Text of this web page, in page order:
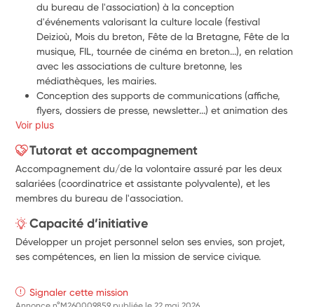
du bureau de l'association) à la conception
d'événements valorisant la culture locale (festival
Deizioù, Mois du breton, Fête de la Bretagne, Fête de la
musique, FIL, tournée de cinéma en breton...), en relation
avec les associations de culture bretonne, les
médiathèques, les mairies.
Conception des supports de communications (affiche,
flyers, dossiers de presse, newsletter...) et animation des
réseaux sociaux
les acteurs culturels du territoire, contribution aux
événements organisés par Emglev (spectacles,
expositions, concerts...)
Conception et conduite d'ateliers valorisant la culture et
l'association.
Relations avec les équipes éducatives et les associations
de culture bretonne.
Voir plus
Tutorat et accompagnement
Accompagnement du/de la volontaire assuré par les deux
salariées (coordinatrice et assistante polyvalente), et les
membres du bureau de l'association.
Capacité d’initiative
Développer un projet personnel selon ses envies, son projet,
ses compétences, en lien la mission de service civique.
Signaler cette mission